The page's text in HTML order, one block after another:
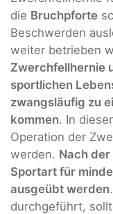
die Bruchpforte
Beschwerden
weiter betrieben
Zwerchfellhernie
sportlichen
zwangsläufig zu
kommen. In
Operation der
werden. Nach
Sportart für
ausgeübt werden
durchgeführt,